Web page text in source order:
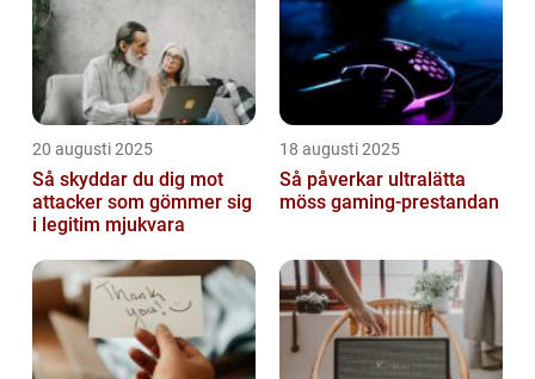
20 augusti 2025
Så skyddar du dig mot
attacker som gömmer sig
i legitim mjukvara
18 augusti 2025
Så påverkar ultralätta
möss gaming-prestandan